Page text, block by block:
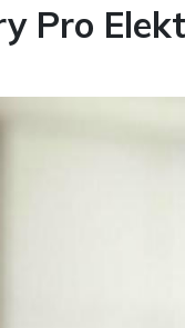
Pro